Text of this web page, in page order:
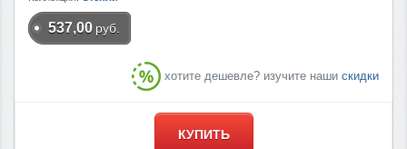
537,00 руб.
хотите дешевле? изучите наши скидки
КУПИТЬ